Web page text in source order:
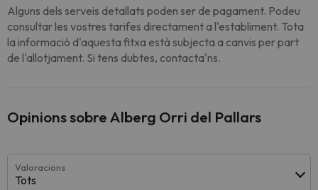
Alguns dels serveis detallats poden ser de pagament. Podeu
consultar les vostres tarifes directament a l'establiment. Tota
la informació d'aquesta fitxa està subjecta a canvis per part
de l'allotjament. Si tens dubtes, contacta'ns.
Opinions sobre Alberg Orri del Pallars
Valoracions
Tots